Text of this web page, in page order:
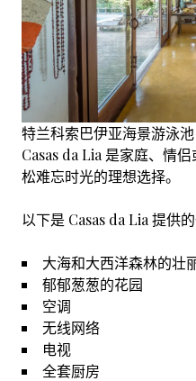
特兰科索巴伊亚海景游泳池
Casas da Lia 是家庭、情
松难忘时光的理想选择。
以下是 Casas da Lia 提供
大海和大西洋森林的壮
郁郁葱葱的花园
空调
无线网络
电视
全套厨房